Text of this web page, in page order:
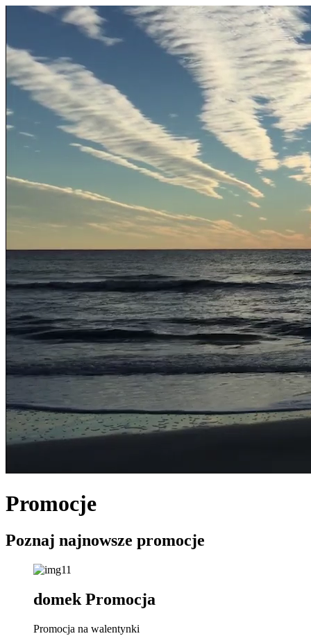
Promocje
Poznaj najnowsze promocje
domekPromocja
Promocja na walentynki